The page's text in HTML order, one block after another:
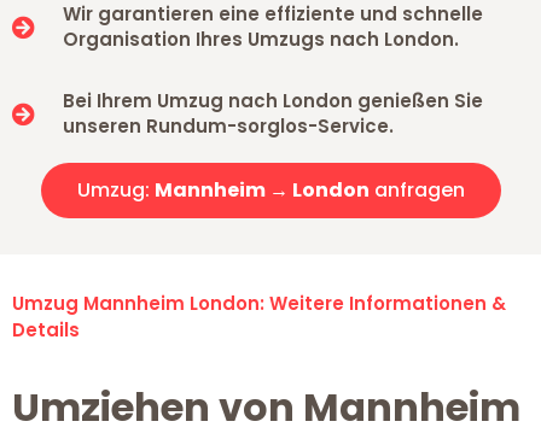
Wir garantieren eine effiziente und schnelle
Organisation Ihres Umzugs nach London.
Bei Ihrem Umzug nach London genießen Sie
unseren Rundum-sorglos-Service.
Umzug: Mannheim → London anfragen
Umzug Mannheim London: Weitere Informationen &
Details
Umziehen von Mannheim